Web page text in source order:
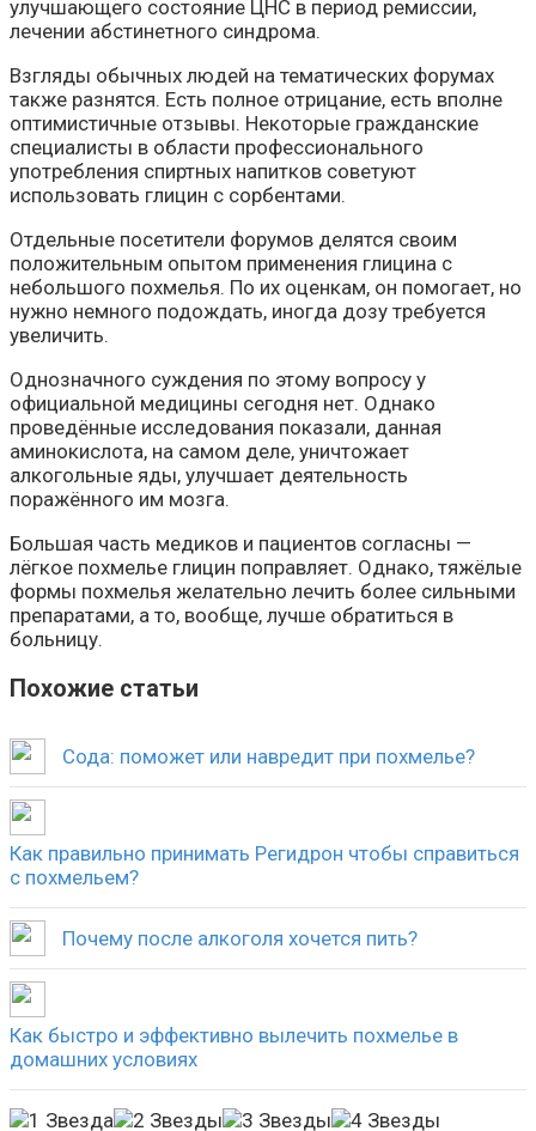
улучшающего состояние ЦНС в период ремиссии,
лечении абстинетного синдрома.
Взгляды обычных людей на тематических форумах
также разнятся. Есть полное отрицание, есть вполне
оптимистичные отзывы. Некоторые гражданские
специалисты в области профессионального
употребления спиртных напитков советуют
использовать глицин с сорбентами.
Отдельные посетители форумов делятся своим
положительным опытом применения глицина с
небольшого похмелья. По их оценкам, он помогает, но
нужно немного подождать, иногда дозу требуется
увеличить.
Однозначного суждения по этому вопросу у
официальной медицины сегодня нет. Однако
проведённые исследования показали, данная
аминокислота, на самом деле, уничтожает
алкогольные яды, улучшает деятельность
поражённого им мозга.
Большая часть медиков и пациентов согласны —
лёгкое похмелье глицин поправляет. Однако, тяжёлые
формы похмелья желательно лечить более сильными
препаратами, а то, вообще, лучше обратиться в
больницу.
Похожие статьи
Сода: поможет или навредит при похмелье?
Как правильно принимать Регидрон чтобы справиться
с похмельем?
Почему после алкоголя хочется пить?
Как быстро и эффективно вылечить похмелье в
домашних условиях